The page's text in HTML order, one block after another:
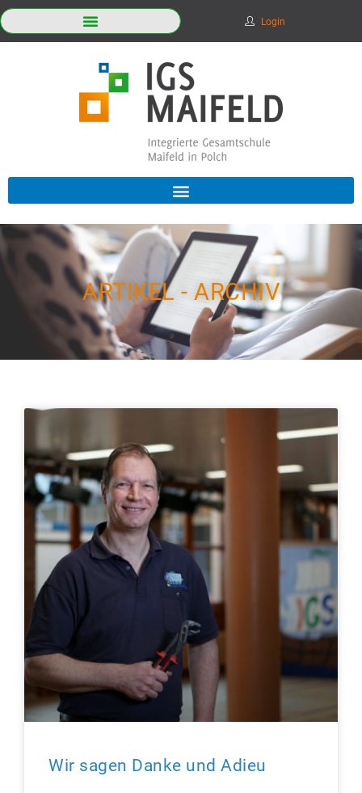
Login
ARTIKEL - ARCHIV
Wir sagen Danke und Adieu